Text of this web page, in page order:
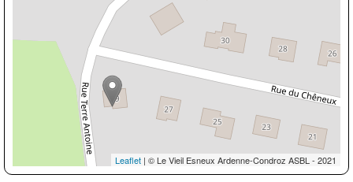
Leaflet | © Le Vieil Esneux Ardenne-Condroz ASBL - 2021